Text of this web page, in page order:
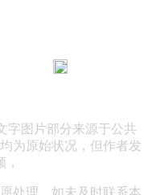
字图片部分来源于公共
为原始状况，但作者发